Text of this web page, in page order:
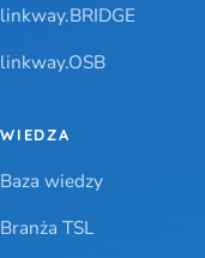
linkway.BRIDGE
linkway.OSB
WIEDZA
Baza wiedzy
Branża TSL